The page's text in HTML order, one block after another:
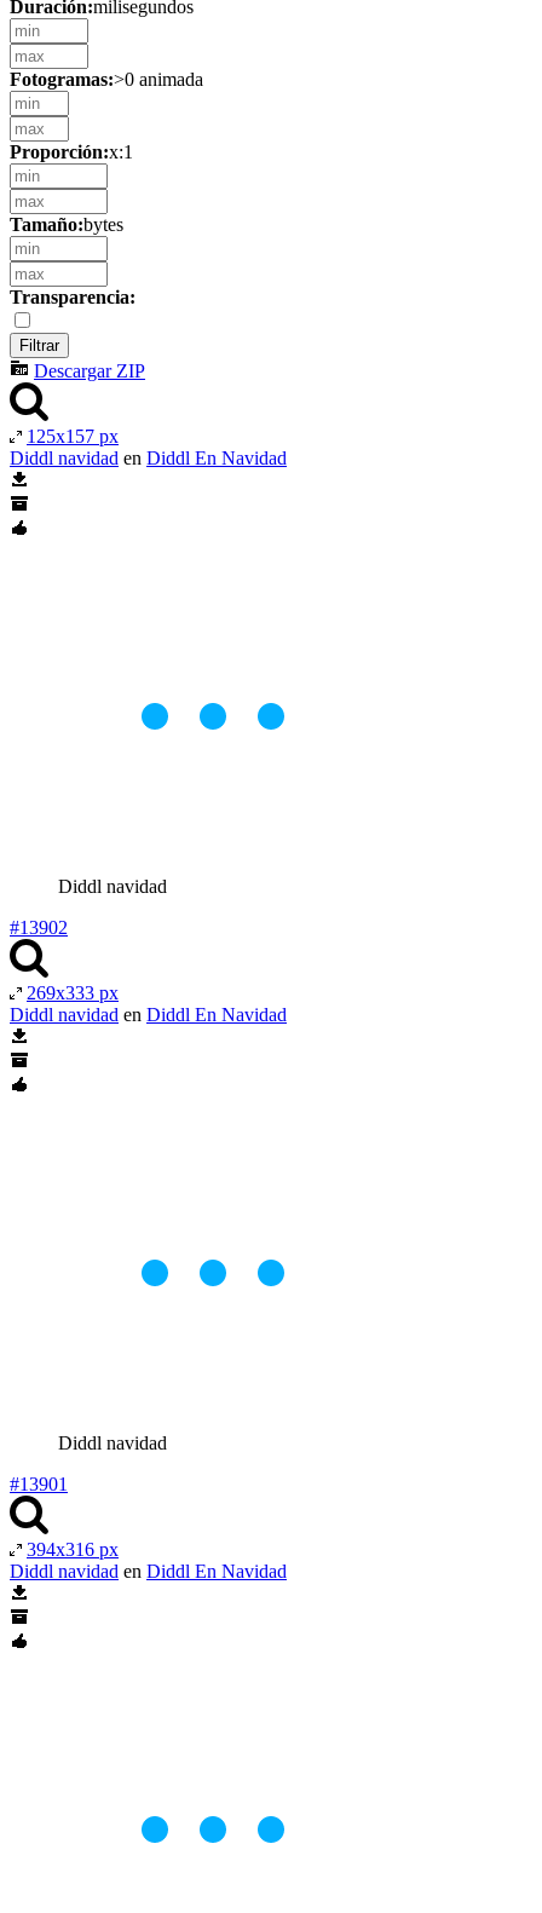
Duración:milisegundos
Fotogramas:>0 animada
Proporción:x:1
Tamaño:bytes
Transparencia:
Descargar ZIP
125x157 px
Diddl navidad en Diddl En Navidad
Diddl navidad
#13902
269x333 px
Diddl navidad en Diddl En Navidad
Diddl navidad
#13901
394x316 px
Diddl navidad en Diddl En Navidad